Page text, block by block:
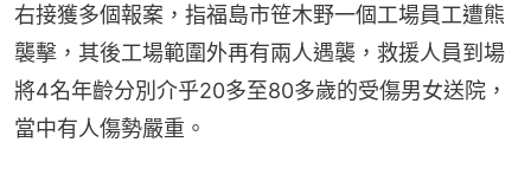
右接獲多個報案，指福島市笹木野一個工場員工遭熊
襲擊，其後工場範圍外再有兩人遇襲，救援人員到場
將4名年齡分別介乎20多至80多歲的受傷男女送院，
當中有人傷勢嚴重。